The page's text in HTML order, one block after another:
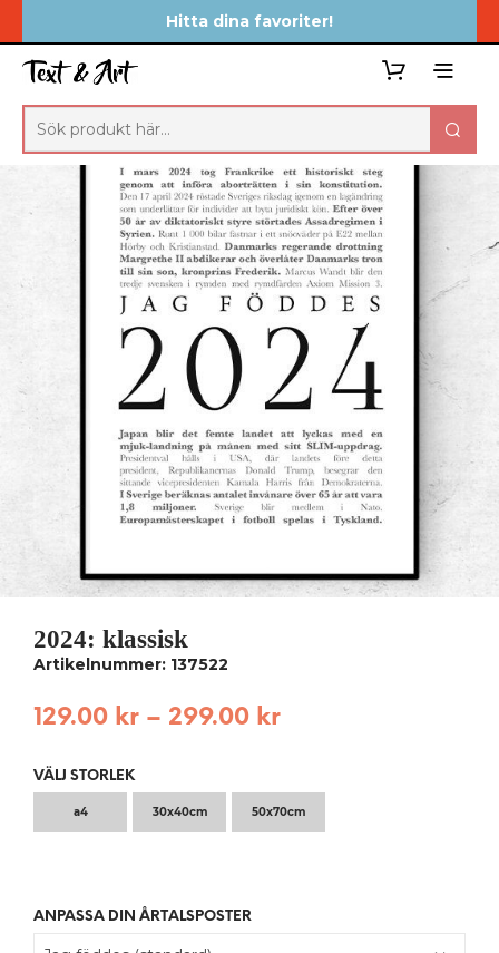
Hitta dina favoriter!
2024: klassisk
Artikelnummer: 137522
129.00 kr – 299.00 kr
VÄLJ STORLEK
a4 30x40cm 50x70cm
ANPASSA DIN ÅRTALSPOSTER